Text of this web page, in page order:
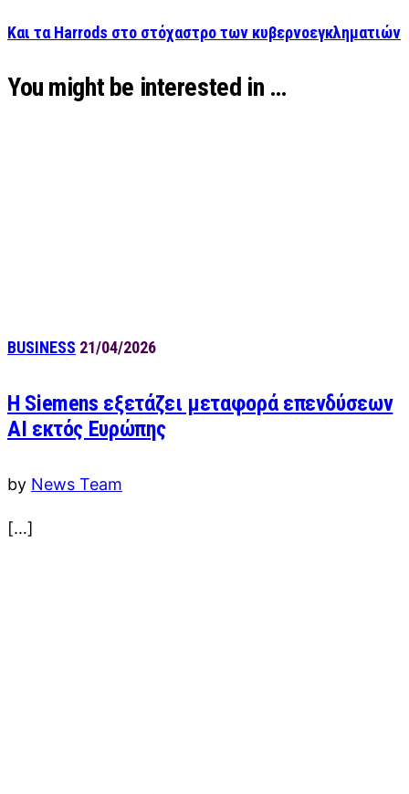
Και τα Harrods στο στόχαστρο των κυβερνοεγκληματιών
You might be interested in …
BUSINESS 21/04/2026
Η Siemens εξετάζει μεταφορά επενδύσεων
AI εκτός Ευρώπης
by News Team
[…]